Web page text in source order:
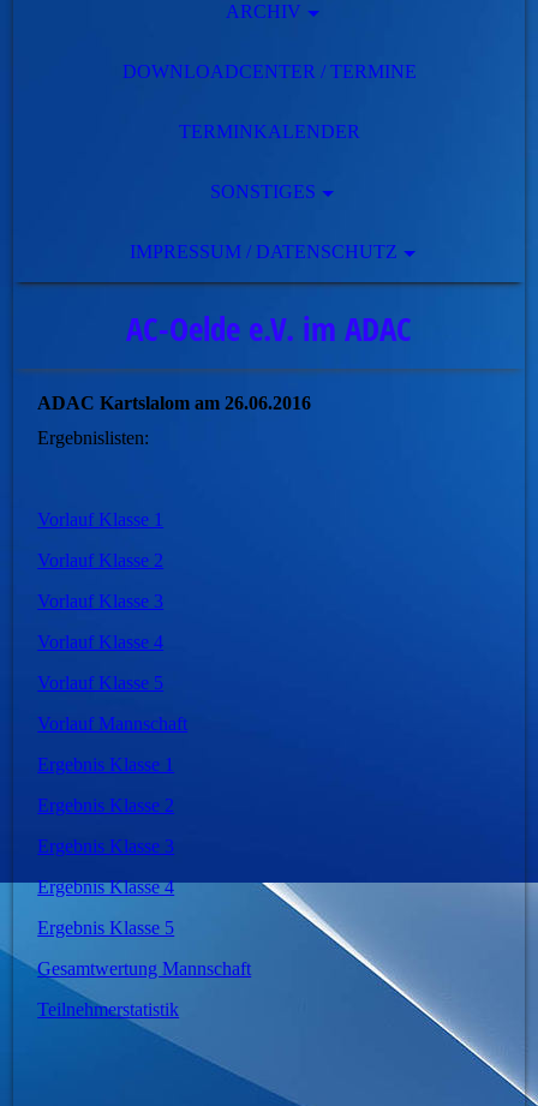
ARCHIV
DOWNLOADCENTER / TERMINE
TERMINKALENDER
SONSTIGES
IMPRESSUM / DATENSCHUTZ
AC-Oelde e.V. im ADAC
ADAC Kartslalom am 26.06.2016
Ergebnislisten:
Vorlauf Klasse 1
Vorlauf Klasse 2
Vorlauf Klasse 3
Vorlauf Klasse 4
Vorlauf Klasse 5
Vorlauf Mannschaft
Ergebnis Klasse 1
Ergebnis Klasse 2
Ergebnis Klasse 3
Ergebnis Klasse 4
Ergebnis Klasse 5
Gesamtwertung Mannschaft
Teilnehmerstatistik